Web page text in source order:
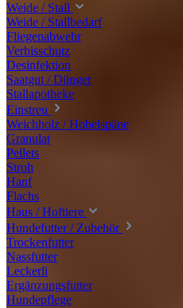
Weide / Stall
Weide / Stallbedarf
Fliegenabwehr
Verbisschutz
Desinfektion
Saatgut / Dünger
Stallapotheke
Einstreu
Weichholz / Hobelspäne
Granulat
Pellets
Stroh
Hanf
Flachs
Haus / Hoftiere
Hundefutter / Zubehör
Trockenfutter
Nassfutter
Leckerli
Ergänzungsfutter
Hundepflege